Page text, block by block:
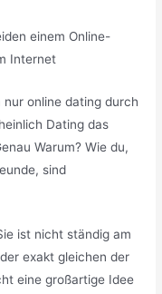
einem Online-
Internet
online dating durch
Dating das
Warum? Wie du,
sind
ist nicht ständig am
exakt gleichen der
eine großartige Idee